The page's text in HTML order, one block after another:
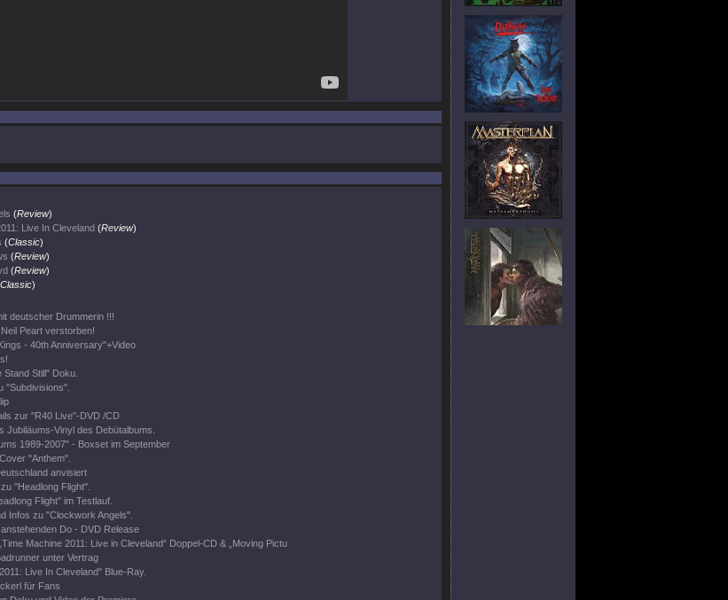
(Review)
Live In Cleveland (Review)
(Classic)
(Review)
(Review)
Classic)
deutscher Drummerin !!!
Peart verstorben!
- 40th Anniversary"+Video
Still" Doku.
"Subdivisions".
zur "R40 Live"-DVD /CD
Jubiläums-Vinyl des Debütalbums.
1989-2007" - Boxset im September
"Anthem".
anvisiert
"Headlong Flight".
Flight" im Testlauf.
Infos zu "Clockwork Angels".
Do - DVD Release
Machine 2011: Live in Cleveland“ Doppel-CD & „Moving Pictu
unter Vertrag
Live In Cleveland" Blue-Ray.
für Fans